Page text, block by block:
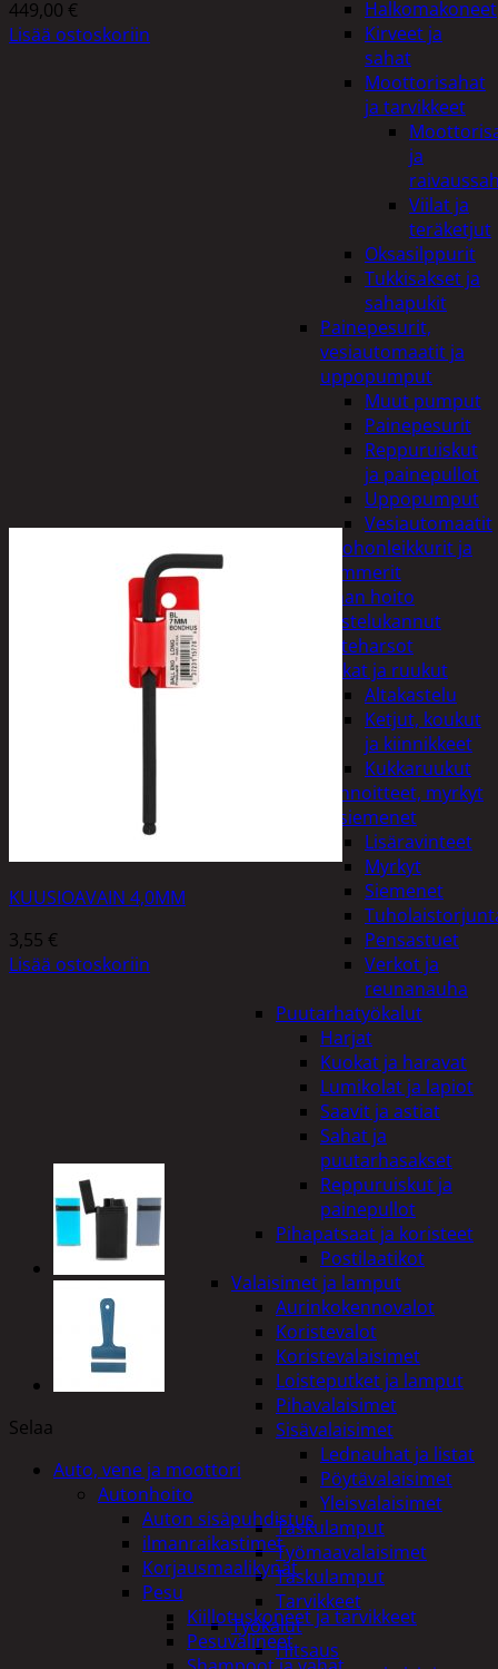
Halkomakoneet
Kirveet ja
sahat
Moottorisahat
ja tarvikkeet
ja
Viilat ja
teräketjut
Oksasilppurit
Tukkisakset ja
sahapukit
Painepesurit,
vesiautomaatit ja
uppopumput
Muut pumput
Painepesurit
Reppuruiskut
ja painepullot
Uppopumput
Vesiautomaatit
Ruohonleikkurit ja
trimmerit
Puutarhan hoito
Kastelukannut
Kateharsot
Kukat ja ruukut
Altakastelu
Ketjut, koukut
ja kiinnikkeet
Kukkaruukut
Lannoitteet, myrkyt
ja siemenet
Lisäravinteet
Myrkyt
Siemenet
Pensastuet
Verkot ja
reunanauha
Puutarhatyökalut
Harjat
Kuokat ja haravat
Lumikolat ja lapiot
Saavit ja astiat
Sahat ja
puutarhasakset
Reppuruiskut ja
painepullot
Pihapatsaat ja koristeet
Postilaatikot
Valaisimet ja lamput
Aurinkokennovalot
Koristevalot
Koristevalaisimet
Loisteputket ja lamput
Pihavalaisimet
Sisävalaisimet
Lednauhat ja listat
Pöytävalaisimet
Yleisvalaisimet
Taskulamput
Työmaavalaisimet
Taskulamput
Tarvikkeet
Työkalut
Hitsaus
449,00 €
Lisää ostoskoriin
KUUSIOAVAIN 4,0MM
3,55 €
Lisää ostoskoriin
Selaa
Auto, vene ja moottori
Autonhoito
Auton sisäpuhdistus
ilmanraikastimet
Korjausmaalikynät
Pesu
Kiillotuskoneet ja tarvikkeet
Pesuvälineet